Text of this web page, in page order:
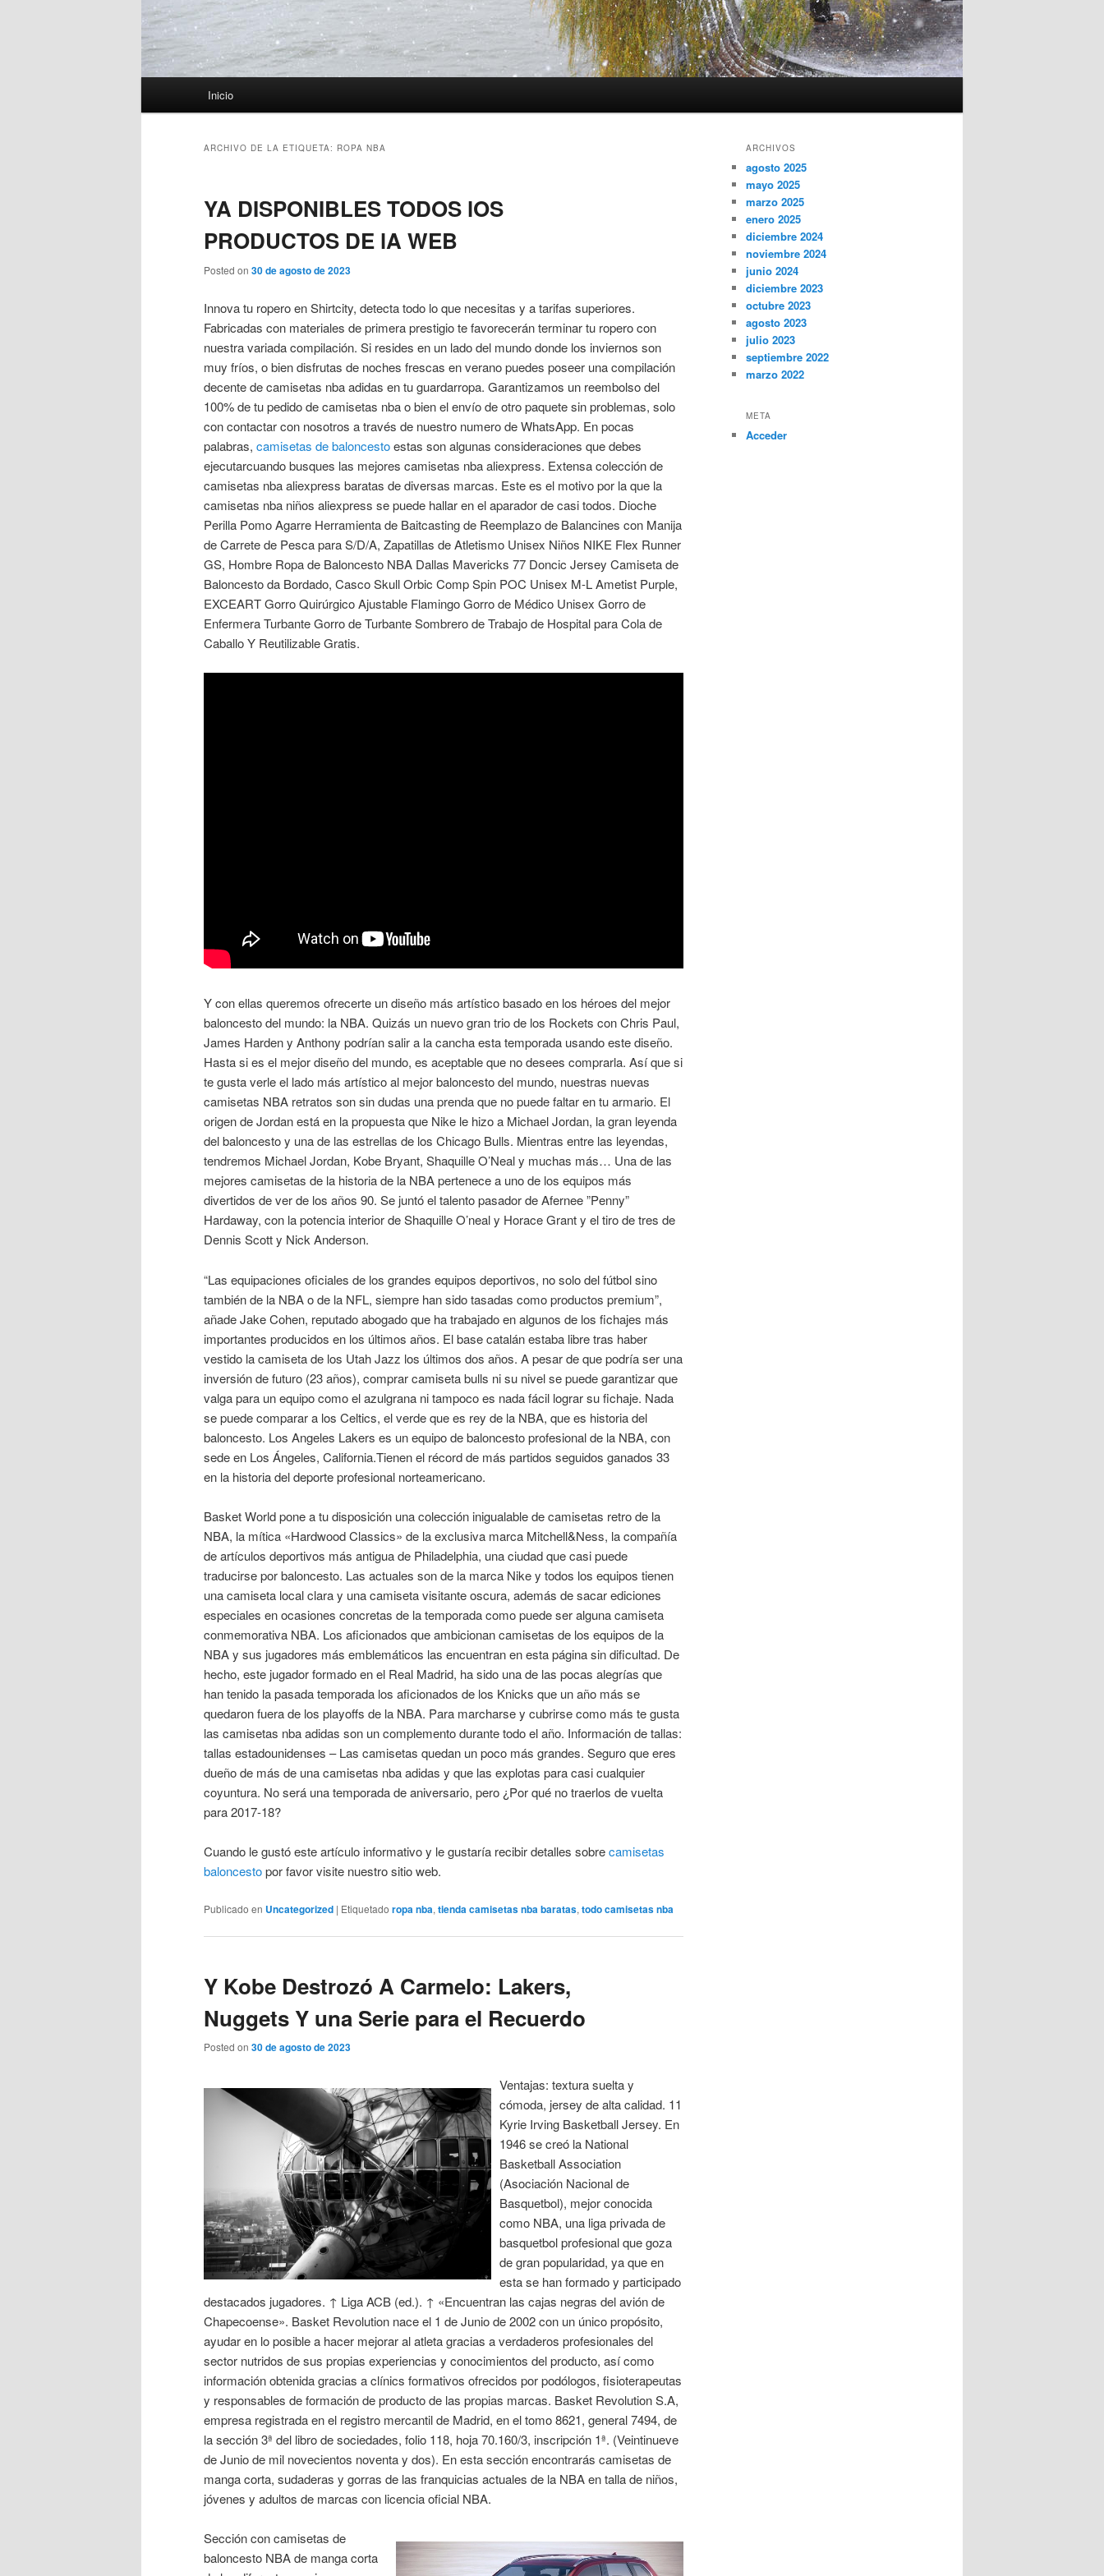
Inicio
ARCHIVO DE LA ETIQUETA: ROPA NBA
YA DISPONIBLES TODOS lOS
PRODUCTOS DE lA WEB
Posted on 30 de agosto de 2023
Innova tu ropero en Shirtcity, detecta todo lo que necesitas y a tarifas superiores.
Fabricadas con materiales de primera prestigio te favorecerán terminar tu ropero con
nuestra variada compilación. Si resides en un lado del mundo donde los inviernos son
muy fríos, o bien disfrutas de noches frescas en verano puedes poseer una compilación
decente de camisetas nba adidas en tu guardarropa. Garantizamos un reembolso del
100% de tu pedido de camisetas nba o bien el envío de otro paquete sin problemas, solo
con contactar con nosotros a través de nuestro numero de WhatsApp. En pocas
palabras, camisetas de baloncestoestas son algunas consideraciones que debes
ejecutarcuando busques las mejores camisetas nba aliexpress. Extensa colección de
camisetas nba aliexpress baratas de diversas marcas. Este es el motivo por la que la
camisetas nba niños aliexpress se puede hallar en el aparador de casi todos. Dioche
Perilla Pomo Agarre Herramienta de Baitcasting de Reemplazo de Balancines con Manija
de Carrete de Pesca para S/D/A, Zapatillas de Atletismo Unisex Niños NIKE Flex Runner
GS, Hombre Ropa de Baloncesto NBA Dallas Mavericks 77 Doncic Jersey Camiseta de
Baloncesto da Bordado, Casco Skull Orbic Comp Spin POC Unisex M-L Ametist Purple,
EXCEART Gorro Quirúrgico Ajustable Flamingo Gorro de Médico Unisex Gorro de
Enfermera Turbante Gorro de Turbante Sombrero de Trabajo de Hospital para Cola de
Caballo Y Reutilizable Gratis.
Y con ellas queremos ofrecerte un diseño más artístico basado en los héroes del mejor
baloncesto del mundo: la NBA. Quizás un nuevo gran trio de los Rockets con Chris Paul,
James Harden y Anthony podrían salir a la cancha esta temporada usando este diseño.
Hasta si es el mejor diseño del mundo, es aceptable que no desees comprarla. Así que si
te gusta verle el lado más artístico al mejor baloncesto del mundo, nuestras nuevas
camisetas NBA retratos son sin dudas una prenda que no puede faltar en tu armario. El
origen de Jordan está en la propuesta que Nike le hizo a Michael Jordan, la gran leyenda
del baloncesto y una de las estrellas de los Chicago Bulls. Mientras entre las leyendas,
tendremos Michael Jordan, Kobe Bryant, Shaquille O’Neal y muchas más… Una de las
mejores camisetas de la historia de la NBA pertenece a uno de los equipos más
divertidos de ver de los años 90. Se juntó el talento pasador de Afernee ”Penny”
Hardaway, con la potencia interior de Shaquille O’neal y Horace Grant y el tiro de tres de
Dennis Scott y Nick Anderson.
“Las equipaciones oficiales de los grandes equipos deportivos, no solo del fútbol sino
también de la NBA o de la NFL, siempre han sido tasadas como productos premium”,
añade Jake Cohen, reputado abogado que ha trabajado en algunos de los fichajes más
importantes producidos en los últimos años. El base catalán estaba libre tras haber
vestido la camiseta de los Utah Jazz los últimos dos años. A pesar de que podría ser una
inversión de futuro (23 años), comprar camiseta bulls ni su nivel se puede garantizar que
valga para un equipo como el azulgrana ni tampoco es nada fácil lograr su fichaje. Nada
se puede comparar a los Celtics, el verde que es rey de la NBA, que es historia del
baloncesto. Los Angeles Lakers es un equipo de baloncesto profesional de la NBA, con
sede en Los Ángeles, California.Tienen el récord de más partidos seguidos ganados 33
en la historia del deporte profesional norteamericano.
Basket World pone a tu disposición una colección inigualable de camisetas retro de la
NBA, la mítica «Hardwood Classics» de la exclusiva marca Mitchell&Ness, la compañía
de artículos deportivos más antigua de Philadelphia, una ciudad que casi puede
traducirse por baloncesto. Las actuales son de la marca Nike y todos los equipos tienen
una camiseta local clara y una camiseta visitante oscura, además de sacar ediciones
especiales en ocasiones concretas de la temporada como puede ser alguna camiseta
conmemorativa NBA. Los aficionados que ambicionan camisetas de los equipos de la
NBA y sus jugadores más emblemáticos las encuentran en esta página sin dificultad. De
hecho, este jugador formado en el Real Madrid, ha sido una de las pocas alegrías que
han tenido la pasada temporada los aficionados de los Knicks que un año más se
quedaron fuera de los playoffs de la NBA. Para marcharse y cubrirse como más te gusta
las camisetas nba adidas son un complemento durante todo el año. Información de tallas:
tallas estadounidenses – Las camisetas quedan un poco más grandes. Seguro que eres
dueño de más de una camisetas nba adidas y que las explotas para casi cualquier
coyuntura. No será una temporada de aniversario, pero ¿Por qué no traerlos de vuelta
para 2017-18?
Cuando le gustó este artículo informativo y le gustaría recibir detalles sobrecamisetas
baloncestopor favor visite nuestro sitio web.
Publicado en Uncategorized | Etiquetado ropa nba, tienda camisetas nba baratas, todo camisetas nba
Y Kobe Destrozó A Carmelo: Lakers,
Nuggets Y una Serie para el Recuerdo
Posted on 30 de agosto de 2023
Ventajas: textura suelta y
cómoda, jersey de alta calidad. 11
Kyrie Irving Basketball Jersey. En
1946 se creó la National
Basketball Association
(Asociación Nacional de
Basquetbol), mejor conocida
como NBA, una liga privada de
basquetbol profesional que goza
de gran popularidad, ya que en
esta se han formado y participado
destacados jugadores. ↑ Liga ACB (ed.). ↑ «Encuentran las cajas negras del avión de
Chapecoense». Basket Revolution nace el 1 de Junio de 2002 con un único propósito,
ayudar en lo posible a hacer mejorar al atleta gracias a verdaderos profesionales del
sector nutridos de sus propias experiencias y conocimientos del producto, así como
información obtenida gracias a clínics formativos ofrecidos por podólogos, fisioterapeutas
y responsables de formación de producto de las propias marcas. Basket Revolution S.A,
empresa registrada en el registro mercantil de Madrid, en el tomo 8621, general 7494, de
la sección 3ª del libro de sociedades, folio 118, hoja 70.160/3, inscripción 1ª. (Veintinueve
de Junio de mil novecientos noventa y dos). En esta sección encontrarás camisetas de
manga corta, sudaderas y gorras de las franquicias actuales de la NBA en talla de niños,
jóvenes y adultos de marcas con licencia oficial NBA.
Sección con camisetas de
baloncesto NBA de manga corta
ARCHIVOS
agosto 2025
mayo 2025
marzo 2025
enero 2025
diciembre 2024
noviembre 2024
junio 2024
diciembre 2023
octubre 2023
agosto 2023
julio 2023
septiembre 2022
marzo 2022
META
Acceder